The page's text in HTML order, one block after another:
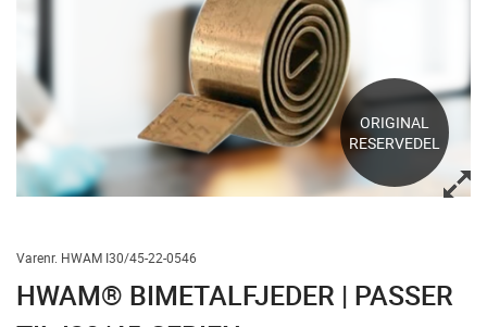
ORIGINAL
RESERVEDEL
Varenr. HWAM I30/45-22-0546
HWAM® BIMETALFJEDER | PASSER